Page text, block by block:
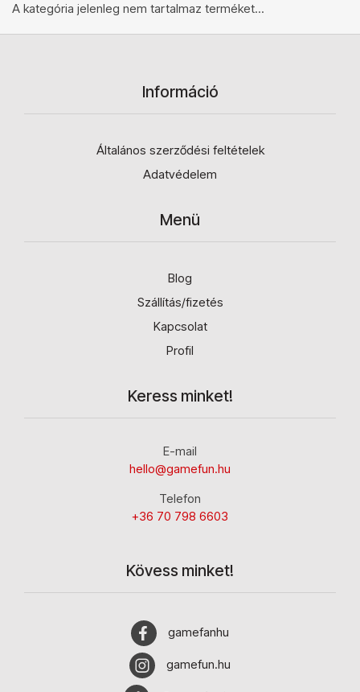
A kategória jelenleg nem tartalmaz terméket...
Információ
Általános szerződési feltételek
Adatvédelem
Menü
Blog
Szállítás/fizetés
Kapcsolat
Profil
Keress minket!
E-mail
hello@gamefun.hu
Telefon
+36 70 798 6603
Kövess minket!
gamefanhu
gamefun.hu